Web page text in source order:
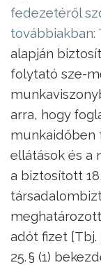
fedezetéről
továbbiakban:
alapján
folytató sze-
arra, hogy
munkaidőben
ellátások és a
a biztosított
adót fizet [Tbj.
25. § (1)